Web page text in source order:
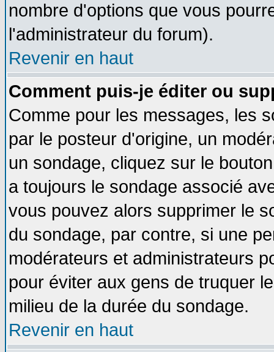
nombre d'options que vous
l'administrateur du forum).
Revenir en haut
Comment puis-je éditer ou
Comme pour les messages, les
par le posteur d'origine, un
un sondage, cliquez sur le
a toujours le sondage associé
vous pouvez alors supprimer le
du sondage, par contre, si une
modérateurs et administrateurs
pour éviter aux gens de truquer
milieu de la durée du sondage.
Revenir en haut